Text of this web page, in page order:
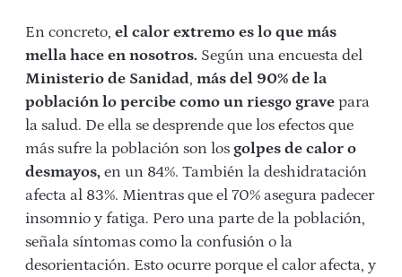
En concreto, el calor extremo es lo que más
mella hace en nosotros. Según una encuesta del
Ministerio de Sanidad, más del 90% de la
población lo percibe como un riesgo grave para
la salud. De ella se desprende que los efectos que
más sufre la población son los golpes de calor o
desmayos, en un 84%. También la deshidratación
afecta al 83%. Mientras que el 70% asegura padecer
insomnio y fatiga. Pero una parte de la población,
señala síntomas como la confusión o la
desorientación. Esto ocurre porque el calor afecta, y